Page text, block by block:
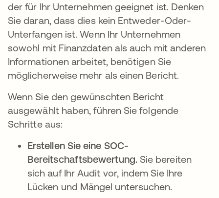
der für Ihr Unternehmen geeignet ist. Denken
Sie daran, dass dies kein Entweder-Oder-
Unterfangen ist. Wenn Ihr Unternehmen
sowohl mit Finanzdaten als auch mit anderen
Informationen arbeitet, benötigen Sie
möglicherweise mehr als einen Bericht.
Wenn Sie den gewünschten Bericht
ausgewählt haben, führen Sie folgende
Schritte aus:
Erstellen Sie eine SOC-
Bereitschaftsbewertung.Sie bereiten
sich auf Ihr Audit vor, indem Sie Ihre
Lücken und Mängel untersuchen.